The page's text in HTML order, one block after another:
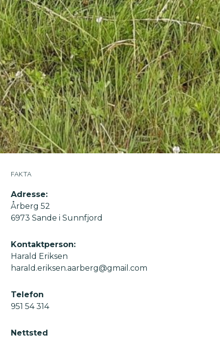
FAKTA
Adresse:
Årberg 52
6973 Sande i Sunnfjord
Kontaktperson:
Harald Eriksen
harald.eriksen.aarberg@gmail.com
Telefon
951 54 314
Nettsted